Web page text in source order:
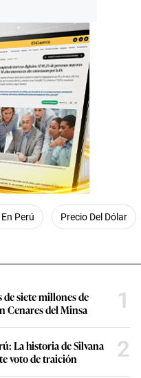
Perú Precio Del Dólar
siete millones de
Cenares del Minsa
1
La historia de Silvana
voto de traición
2